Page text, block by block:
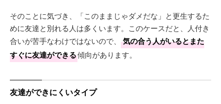
そのことに気づき、「このままじゃダメだな」と更生するた
めに友達と別れる人は多くいます。このケースだと、人付き
合いが苦手なわけではないので、
気の合う人がいるとまた
すぐに友達ができる傾向があります。
友達ができにくいタイプ